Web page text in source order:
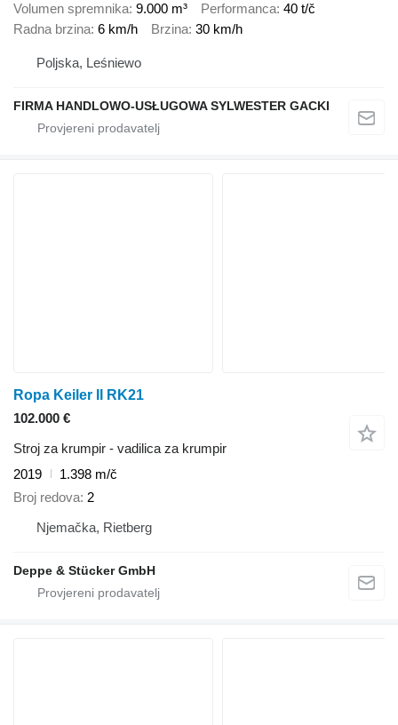
Volumen spremnika 9.000 m³ Performanca 40 t/č
Radna brzina 6 km/h Brzina 30 km/h
Poljska, Leśniewo
FIRMA HANDLOWO-USŁUGOWA SYLWESTER GACKI
Ropa Keiler II RK21
102.000 €
Stroj za krumpir - vadilica za krumpir
2019
1.398 m/č
Broj redova 2
Njemačka, Rietberg
Deppe & Stücker GmbH